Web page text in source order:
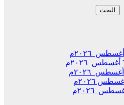
البحث